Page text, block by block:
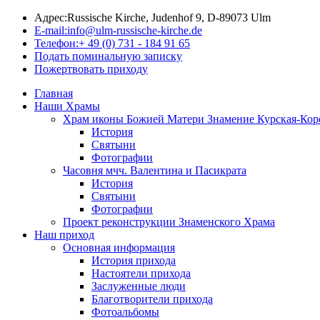
Адрес:Russische Kirche, Judenhof 9, D-89073 Ulm
E-mail:info@ulm-russische-kirche.de
Телефон:+ 49 (0) 731 - 184 91 65
Подать поминальную записку
Пожертвовать приходу
Главная
Наши Храмы
Храм иконы Божией Матери Знамение Курская-
История
Святыни
Фотографии
Часовня мчч. Валентина и Пасикрата
История
Святыни
Фотографии
Проект реконструкции Знаменского Храма
Наш приход
Основная информация
История прихода
Настоятели прихода
Заслуженные люди
Благотворители прихода
Фотоальбомы